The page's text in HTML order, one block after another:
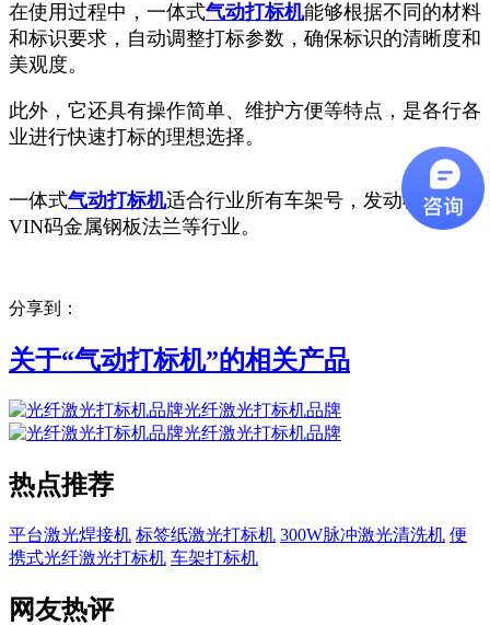
在使用过程中，一体式气动打标机能够根据不同的材料
和标识要求，自动调整打标参数，确保标识的清晰度和
美观度。
此外，它还具有操作简单、维护方便等特点，是各行各
业进行快速打标的理想选择。
一体式气动打标机适合行业所有车架号，发动机号，
VIN码金属钢板法兰等行业。
分享到：
关于“气动打标机”的相关产品
光纤激光打标机品牌
光纤激光打标机品牌
热点推荐
平台激光焊接机 标签纸激光打标机 300W脉冲激光清洗机 便
携式光纤激光打标机 车架打标机
网友热评